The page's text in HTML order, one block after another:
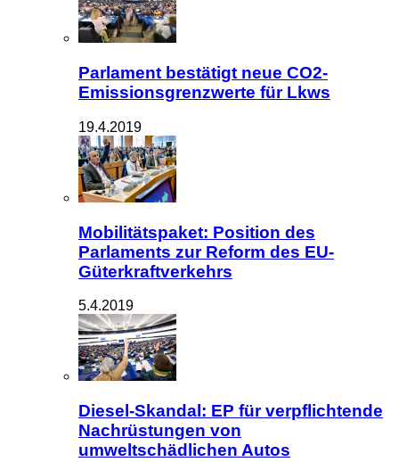
Parlament bestätigt neue CO2-
Emissionsgrenzwerte für Lkws
19.4.2019
Mobilitätspaket: Position des
Parlaments zur Reform des EU-
Güterkraftverkehrs
5.4.2019
Diesel-Skandal: EP für verpflichtende
Nachrüstungen von
umweltschädlichen Autos